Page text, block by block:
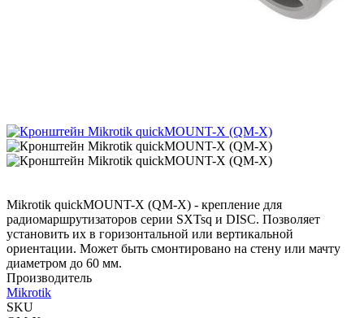
Mikrotik quickMOUNT-X (QM-X) - крепление для
радиомаршрутизаторов серии SXTsq и DISC. Позволяет
установить их в горизонтальной или вертикальной
ориентации. Может быть смонтировано на стену или мачту
диаметром до 60 мм.
Производитель
Mikrotik
SKU